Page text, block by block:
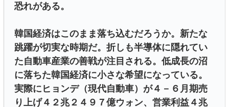
恐れがある。
韓国経済はこのまま落ち込むだろうか。新たな
跳躍が切実な時期だ。折しも半導体に隠れてい
た自動車産業の善戦が注目される。低成長の沼
に落ちた韓国経済に小さな希望になっている。
実際にヒョンデ（現代自動車）が４－６月期売
り上げ４２兆２４９７億ウォン、営業利益４兆